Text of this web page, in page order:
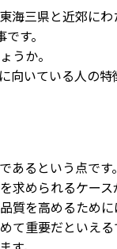
三県と近郊に
す。
うか。
いている人の特
るという点です。
められるケース
を高めるために
重要だといえる